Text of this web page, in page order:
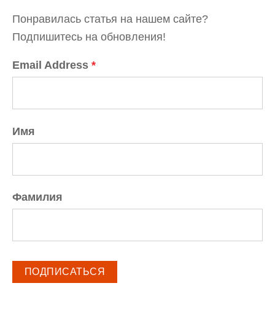
Понравилась статья на нашем сайте?
Подпишитесь на обновления!
Email Address *
Имя
Фамилия